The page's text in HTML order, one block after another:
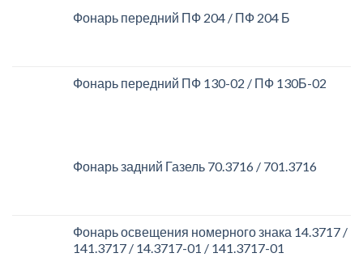
Фонарь передний ПФ 204 / ПФ 204 Б
Фонарь передний ПФ 130-02 / ПФ 130Б-02
Фонарь задний Газель 70.3716 / 701.3716
Фонарь освещения номерного знака 14.3717 /
141.3717 / 14.3717-01 / 141.3717-01